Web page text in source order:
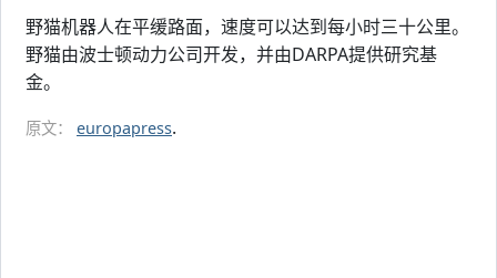
野猫机器人在平缓路面，速度可以达到每小时三十公里。
野猫由波士顿动力公司开发，并由DARPA提供研究基
金。
原文： europapress.